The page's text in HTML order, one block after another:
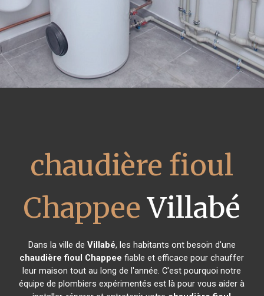
chaudière fioul
Chappee Villabé
Dans la ville de Villabé, les habitants ont besoin d'une
chaudière fioul Chappee fiable et efficace pour chauffer
leur maison tout au long de l'année. C'est pourquoi notre
équipe de plombiers expérimentés est là pour vous aider à